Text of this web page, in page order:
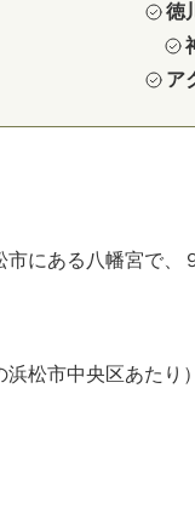
徳
ア
市にある八幡宮で、
浜松市中央区あたり